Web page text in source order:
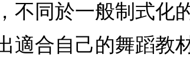
不同於一般制式化
合自己的舞蹈教材